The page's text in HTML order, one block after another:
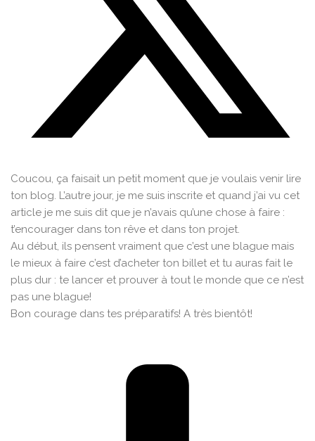
Coucou, ça faisait un petit moment que je voulais venir lire
ton blog. L’autre jour, je me suis inscrite et quand j’ai vu cet
article je me suis dit que je n’avais qu’une chose à faire :
t’encourager dans ton rêve et dans ton projet.
Au début, ils pensent vraiment que c’est une blague mais
le mieux à faire c’est d’acheter ton billet et tu auras fait le
plus dur : te lancer et prouver à tout le monde que ce n’est
pas une blague!
Bon courage dans tes préparatifs! A très bientôt!